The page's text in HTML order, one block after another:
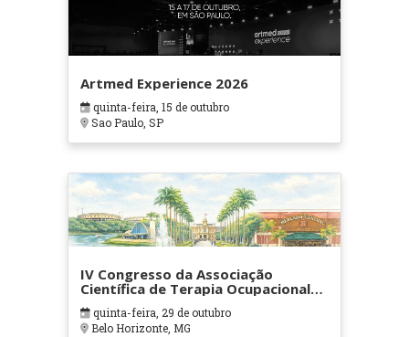
Artmed Experience 2026
quinta-feira, 15 de outubro
Sao Paulo, SP
IV Congresso da Associação
Científica de Terapia Ocupacional
em Contextos Hospitalares e
Cuidados Paliativos - ATOHOSP
quinta-feira, 29 de outubro
Belo Horizonte, MG